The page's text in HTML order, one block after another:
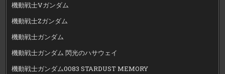
機動戦士Vガンダム
機動戦士Zガンダム
機動戦士ガンダム
機動戦士ガンダム 閃光のハサウェイ
機動戦士ガンダム0083 STARDUST MEMORY